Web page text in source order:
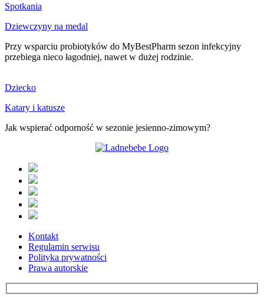
Spotkania
Dziewczyny na medal
Przy wsparciu probiotyków do MyBestPharm sezon infekcyjny
przebiega nieco łagodniej, nawet w dużej rodzinie.
Dziecko
Katary i katusze
Jak wspierać odporność w sezonie jesienno-zimowym?
Kontakt
Regulamin serwisu
Polityka prywatności
Prawa autorskie